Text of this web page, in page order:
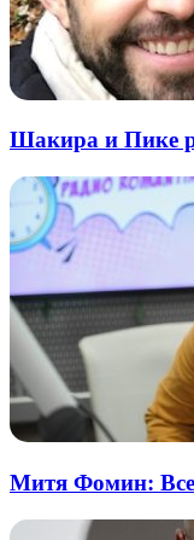
Шакира и Пике
Митя Фомин: Все